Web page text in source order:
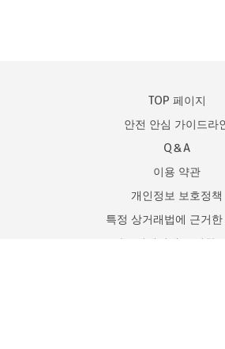
TOP 페이지
안전 안심 가이드라
Q＆A
이용 약관
개인정보 보호정책
특정 상거래법에 근거한
자금결제법에 근거한